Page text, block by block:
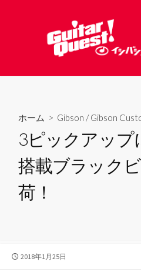
へ
ホーム > Gibson /Gibson
3ピックアップ
搭載ブラック
荷！
公
2018年1月25日